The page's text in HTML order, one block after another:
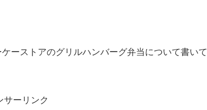
ーストアのグリルハンバーグ弁当について書いて
サーリンク